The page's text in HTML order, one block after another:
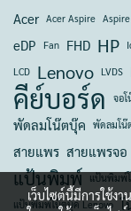
Acer Acer Aspire Aspire
eDP Fan FHD HP
LCD Lenovo LVDS
คีย์บอร์ด จอ
พัดลมโน๊ตบุ๊ค พัดลมโน๊
สายแพร สายแพรจอ
แป้นพิมพ์ แป้นพิมพ์
แป้นพิมพ์โน๊ตบุ๊ค Lenovo โ
เว็บไซต์นี้มีการใช้ง